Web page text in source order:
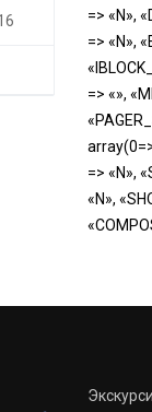
=> «N»,
=> «N»,
=> «»,
=> «N»,
«N»,